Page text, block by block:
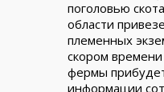
поголовью
области
племенных
скором
фермы
информации